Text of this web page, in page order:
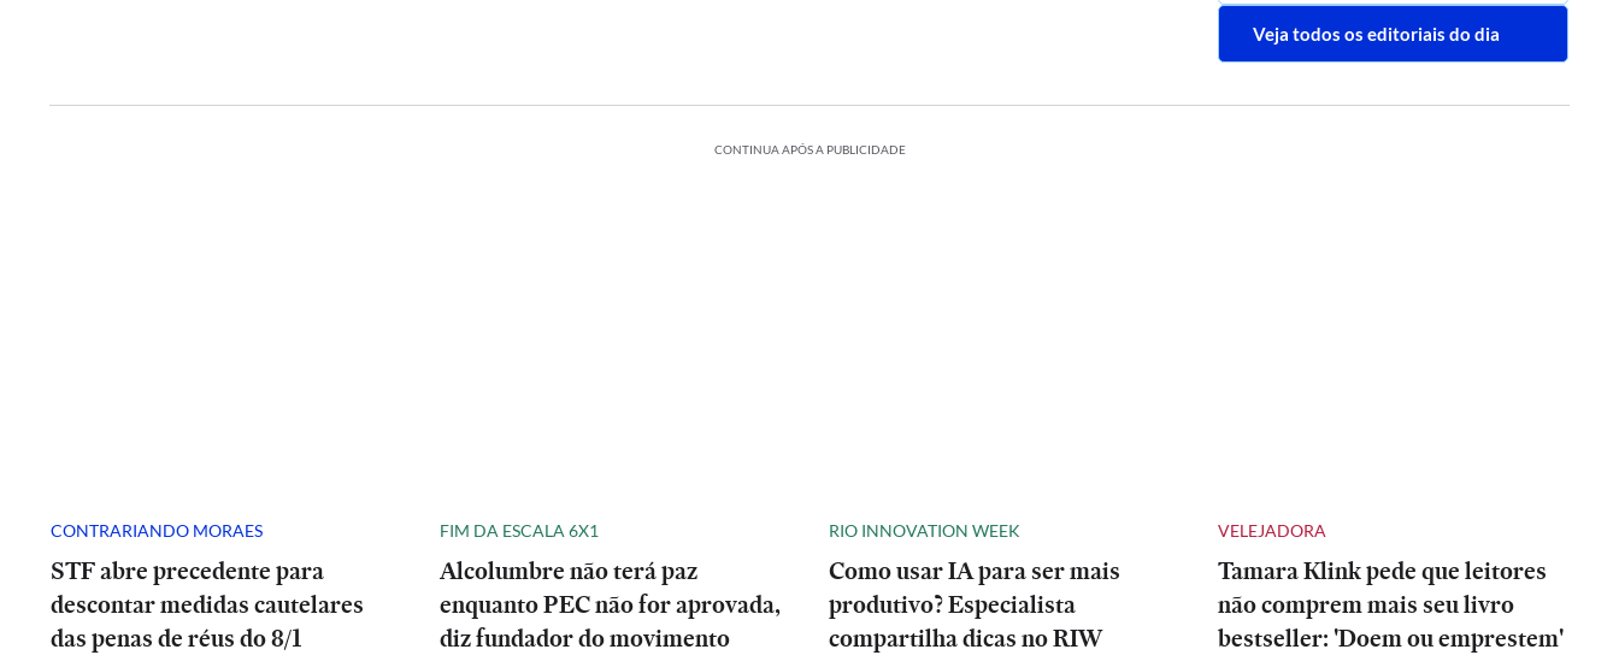
Veja todos os editoriais do dia
CONTINUA APÓS A PUBLICIDADE
CONTRARIANDO MORAES
STF abre precedente para
descontar medidas cautelares
das penas de réus do 8/1
FIM DA ESCALA 6X1
Alcolumbre não terá paz
enquanto PEC não for aprovada,
diz fundador do movimento
RIO INNOVATION WEEK
Como usar IA para ser mais
produtivo? Especialista
compartilha dicas no RIW
VELEJADORA
Tamara Klink pede que leitores
não comprem mais seu livro
bestseller: 'Doem ou emprestem'